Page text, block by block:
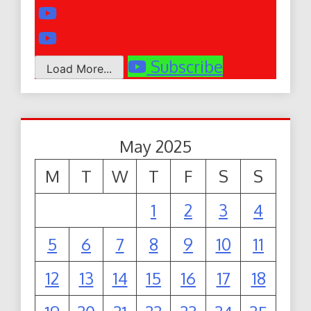
Load More... Subscribe
May 2025
M
T W T F S
S
1
2 3
4
5
6 7 8 9 10
11
12
13 14 15 16 17
18